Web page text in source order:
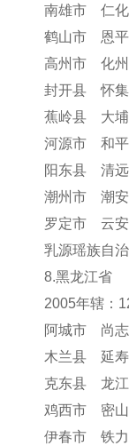
南雄市 仁
鹤山市 恩
高州市 化
封开县 怀
蕉岭县 大
河源市 和
阳东县 清
潮州市 潮
罗定市 云
乳源瑶族自
8.黑龙江省
2005年辖：
阿城市 尚
木兰县 延
克东县 龙
鸡西市 密
伊春市 铁